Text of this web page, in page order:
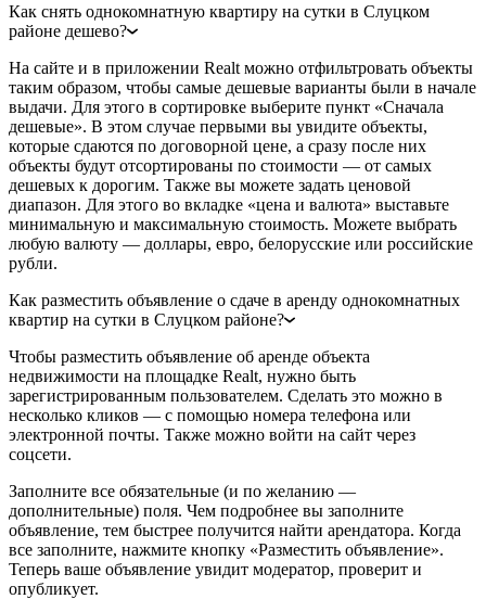
Как снять однокомнатную квартиру на сутки в Слуцком
районе дешево?
На сайте и в приложении Realt можно отфильтровать объекты
таким образом, чтобы самые дешевые варианты были в начале
выдачи. Для этого в сортировке выберите пункт «Сначала
дешевые». В этом случае первыми вы увидите объекты,
которые сдаются по договорной цене, а сразу после них
объекты будут отсортированы по стоимости — от самых
дешевых к дорогим. Также вы можете задать ценовой
диапазон. Для этого во вкладке «цена и валюта» выставьте
минимальную и максимальную стоимость. Можете выбрать
любую валюту — доллары, евро, белорусские или российские
рубли.
Как разместить объявление о сдаче в аренду однокомнатных
квартир на сутки в Слуцком районе?
Чтобы разместить объявление об аренде объекта
недвижимости на площадке Realt, нужно быть
зарегистрированным пользователем. Сделать это можно в
несколько кликов — с помощью номера телефона или
электронной почты. Также можно войти на сайт через
соцсети.
Заполните все обязательные (и по желанию —
дополнительные) поля. Чем подробнее вы заполните
объявление, тем быстрее получится найти арендатора. Когда
все заполните, нажмите кнопку «Разместить объявление».
Теперь ваше объявление увидит модератор, проверит и
опубликует.